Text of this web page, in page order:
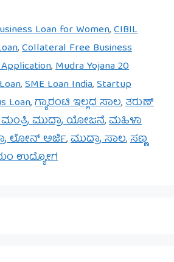
Loan for Women,CIBIL
,Collateral Free Business
,Mudra Yojana 20
,SME Loan India,Startup
Loan,ಗ್ಯಾರಂಟಿ ಇಲ್ಲದ ಸಾಲ,ತರುಣ್
ಮಂತ್ರಿ ಮುದ್ರಾ ಯೋಜನೆ,ಮಹಿಳಾ
ಲೋನ್ ಅರ್ಜಿ,ಮುದ್ರಾ ಸಾಲ,ಸಣ್ಣ
ಉದ್ಯೋಗ